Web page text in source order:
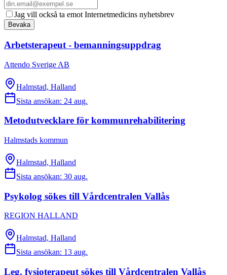
Jag vill också ta emot Internetmedicins nyhetsbrev
Bevaka
Arbetsterapeut - bemanningsuppdrag
Attendo Sverige AB
Halmstad, Halland
Sista ansökan: 24 aug.
Metodutvecklare för kommunrehabilitering
Halmstads kommun
Halmstad, Halland
Sista ansökan: 30 aug.
Psykolog sökes till Vårdcentralen Vallås
REGION HALLAND
Halmstad, Halland
Sista ansökan: 13 aug.
Leg. fysioterapeut sökes till Vårdcentralen Vallås